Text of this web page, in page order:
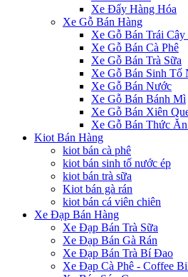
Xe Đẩy Hàng Hóa
Xe Gỗ Bán Hàng
Xe Gỗ Bán Trái
Xe Gỗ Bán Cà Phê
Xe Gỗ Bán Trà Sữa
Xe Gỗ Bán Sinh Tố
Xe Gỗ Bán Nước
Xe Gỗ Bán Bánh Mì
Xe Gỗ Bán Xiên
Xe Gỗ Bán Thức
Kiot Bán Hàng
kiot bán cà phê
kiot bán sinh tố nước ép
kiot bán trà sữa
Kiot bán gà rán
kiot bán cá viên chiên
Xe Đạp Bán Hàng
Xe Đạp Bán Trà Sữa
Xe Đạp Bán Gà Rán
Xe Đạp Bán Trà Bí Đao
Xe Đạp Cà Phê - Coffee